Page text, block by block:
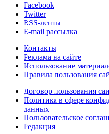
Facebook
Twitter
RSS-ленты
E-mail рассылка
Контакты
Реклама на сайте
Использование
Правила пользования
Договор пользования
Политика в сфере
данных
Пользовательское
Редакция